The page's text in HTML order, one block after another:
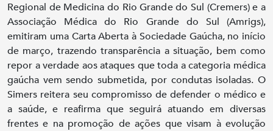
Regional de Medicina do Rio Grande do Sul (Cremers) e a
Associação Médica do Rio Grande do Sul (Amrigs),
emitiram uma Carta Aberta à Sociedade Gaúcha, no início
de março, trazendo transparência a situação, bem como
repor a verdade aos ataques que toda a categoria médica
gaúcha vem sendo submetida, por condutas isoladas. O
Simers reitera seu compromisso de defender o médico e
a saúde, e reafirma que seguirá atuando em diversas
frentes e na promoção de ações que visam à evolução